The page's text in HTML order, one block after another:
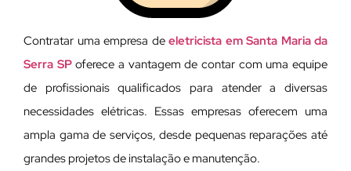
Contratar uma empresa de eletricista em Santa Maria da
Serra SPoferece a vantagem de contar com uma equipe
de profissionais qualificados para atender a diversas
necessidades elétricas. Essas empresas oferecem uma
ampla gama de serviços, desde pequenas reparações até
grandes projetos de instalação e manutenção.